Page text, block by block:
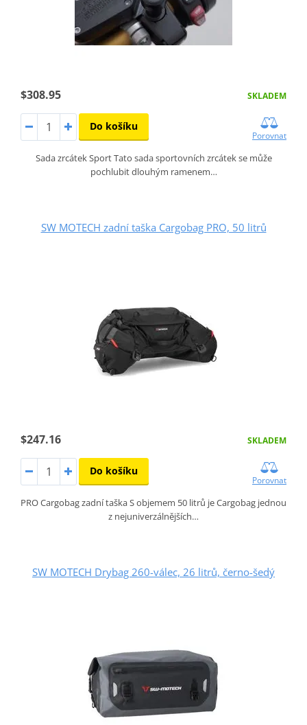
$308.95 SKLADEM
Do košíku
Porovnat
Sada zrcátek Sport Tato sada sportovních zrcátek se může
pochlubit dlouhým ramenem…
SW MOTECH zadní taška Cargobag PRO, 50 litrů
$247.16 SKLADEM
Do košíku
Porovnat
PRO Cargobag zadní taška S objemem 50 litrů je Cargobag jednou
z nejuniverzálnějších…
SW MOTECH Drybag 260-válec, 26 litrů, černo-šedý